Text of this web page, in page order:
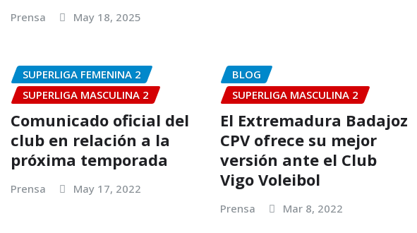
Prensa May 18, 2025
SUPERLIGA FEMENINA 2
SUPERLIGA MASCULINA 2
Comunicado oficial del
club en relación a la
próxima temporada
Prensa May 17, 2022
BLOG
SUPERLIGA MASCULINA 2
El Extremadura Badajoz
CPV ofrece su mejor
versión ante el Club
Vigo Voleibol
Prensa Mar 8, 2022